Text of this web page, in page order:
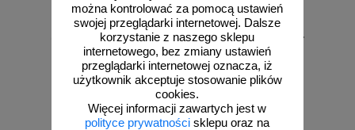
można kontrolować za pomocą ustawień
swojej przeglądarki internetowej. Dalsze
korzystanie z naszego sklepu
internetowego, bez zmiany ustawień
przeglądarki internetowej oznacza, iż
użytkownik akceptuje stosowanie plików
cookies.
Więcej informacji zawartych jest w
polityce prywatności sklepu oraz na
od 197,57 zł
160,63 zł netto
do koszyka
od 223,74 zł
181,90 zł netto
do koszyka